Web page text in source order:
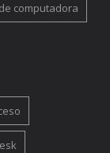
computadora